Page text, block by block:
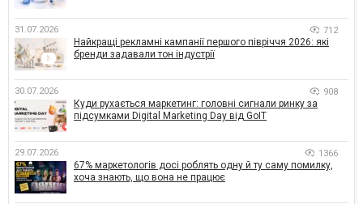
31.07.2026 712
Найкращі рекламні кампанії першого півріччя 2026: які
бренди задавали тон індустрії
30.07.2026 908
Куди рухається маркетинг: головні сигнали ринку за
підсумками Digital Marketing Day від GoIT
29.07.2026 1366
67% маркетологів досі роблять одну й ту саму помилку,
хоча знають, що вона не працює